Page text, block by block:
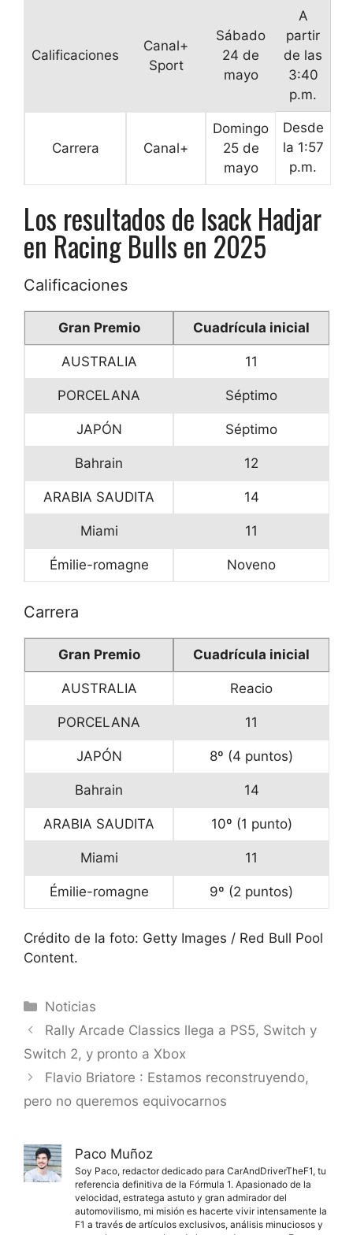
Calificaciones
Canal+
Sport
Sábado
24 de
mayo
A
partir
de las
3:40
p.m.
Carrera Canal+
Domingo
25 de
mayo
Desde
la 1:57
p.m.
Los resultados de Isack Hadjar
en Racing Bulls en 2025
Calificaciones
Gran Premio Cuadrícula inicial
AUSTRALIA 11
PORCELANA Séptimo
JAPÓN Séptimo
Bahrain 12
ARABIA SAUDITA 14
Miami 11
Émilie-romagne Noveno
Carrera
Gran Premio Cuadrícula inicial
AUSTRALIA Reacio
PORCELANA 11
JAPÓN 8º (4 puntos)
Bahrain 14
ARABIA SAUDITA 10º (1 punto)
Miami 11
Émilie-romagne 9º (2 puntos)
Crédito de la foto: Getty Images / Red Bull Pool
Content.
Categorías
Noticias
Rally Arcade Classics llega a PS5, Switch y
Switch 2, y pronto a Xbox
Flavio Briatore : Estamos reconstruyendo,
pero no queremos equivocarnos
Paco Muñoz
Soy Paco, redactor dedicado para CarAndDriverTheF1, tu
referencia definitiva de la Fórmula 1. Apasionado de la
velocidad, estratega astuto y gran admirador del
automovilismo, mi misión es hacerte vivir intensamente la
F1 a través de artículos exclusivos, análisis minuciosos y